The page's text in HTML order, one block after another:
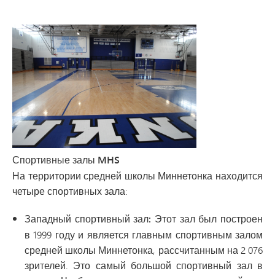
Спортивные залы MHS
На территории средней школы Миннетонка находится
четыре спортивных зала:
Западный спортивный зал: Этот зал был построен
в 1999 году и является главным спортивным залом
средней школы Миннетонка, рассчитанным на 2 076
зрителей. Это самый большой спортивный зал в